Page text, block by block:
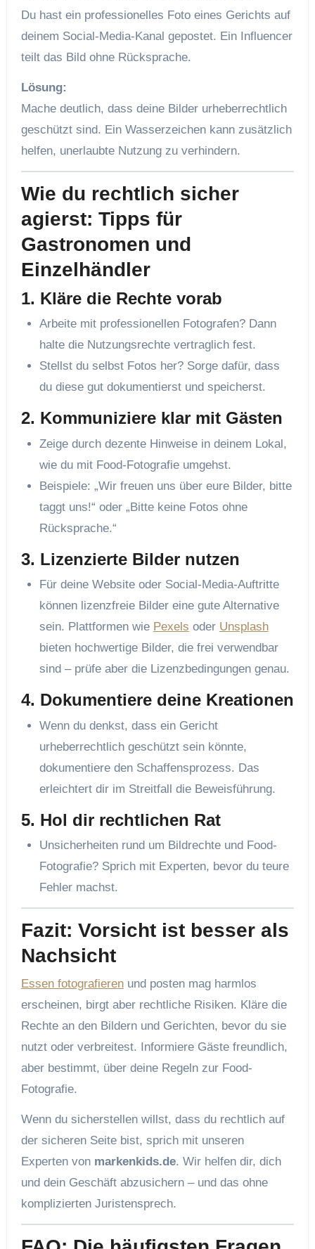
Du hast ein professionelles Foto eines Gerichts auf
deinem Social-Media-Kanal gepostet. Ein Influencer
teilt das Bild ohne Rücksprache.
Lösung:
Mache deutlich, dass deine Bilder urheberrechtlich
geschützt sind. Ein Wasserzeichen kann zusätzlich
helfen, unerlaubte Nutzung zu verhindern.
Wie du rechtlich sicher
agierst: Tipps für
Gastronomen und
Einzelhändler
1. Kläre die Rechte vorab
Arbeite mit professionellen Fotografen? Dann
halte die Nutzungsrechte vertraglich fest.
Stellst du selbst Fotos her? Sorge dafür, dass
du diese gut dokumentierst und speicherst.
2. Kommuniziere klar mit Gästen
Zeige durch dezente Hinweise in deinem Lokal,
wie du mit Food-Fotografie umgehst.
Beispiele: „Wir freuen uns über eure Bilder, bitte
taggt uns!“ oder „Bitte keine Fotos ohne
Rücksprache.“
3. Lizenzierte Bilder nutzen
Für deine Website oder Social-Media-Auftritte
können lizenzfreie Bilder eine gute Alternative
sein. Plattformen wie Pexels oder Unsplash
bieten hochwertige Bilder, die frei verwendbar
sind – prüfe aber die Lizenzbedingungen genau.
4. Dokumentiere deine Kreationen
Wenn du denkst, dass ein Gericht
urheberrechtlich geschützt sein könnte,
dokumentiere den Schaffensprozess. Das
erleichtert dir im Streitfall die Beweisführung.
5. Hol dir rechtlichen Rat
Unsicherheiten rund um Bildrechte und Food-
Fotografie? Sprich mit Experten, bevor du teure
Fehler machst.
Fazit: Vorsicht ist besser als
Nachsicht
Essen fotografierenund posten mag harmlos
erscheinen, birgt aber rechtliche Risiken. Kläre die
Rechte an den Bildern und Gerichten, bevor du sie
nutzt oder verbreitest. Informiere Gäste freundlich,
aber bestimmt, über deine Regeln zur Food-
Fotografie.
Wenn du sicherstellen willst, dass du rechtlich auf
der sicheren Seite bist, sprich mit unseren
Experten von markenkids.de. Wir helfen dir, dich
und dein Geschäft abzusichern – und das ohne
komplizierten Juristensprech.